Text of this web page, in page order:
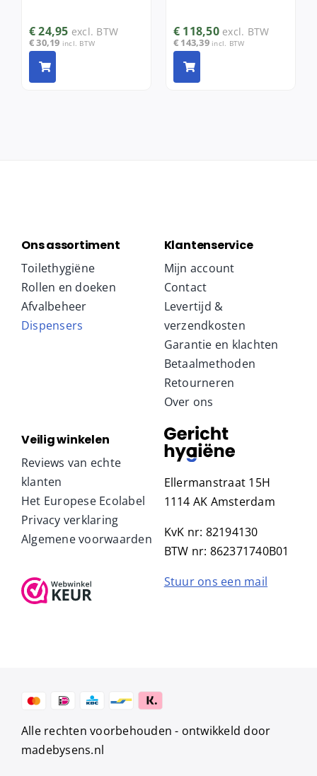
€24,95 excl. BTW
€30,19 incl. BTW
€ 118,50 excl. BTW
€ 143,39 incl. BTW
Ons assortiment
Toilethygiëne
Rollen en doeken
Afvalbeheer
Dispensers
Klantenservice
Mijn account
Contact
Levertijd &
verzendkosten
Garantie en klachten
Betaalmethoden
Retourneren
Over ons
Veilig winkelen
Reviews van echte
klanten
Het Europese Ecolabel
Privacy verklaring
Algemene voorwaarden
Ellermanstraat 15H
1114 AK Amsterdam
KvK nr: 82194130
BTW nr: 862371740B01
Stuur ons een mail
Alle rechten voorbehouden - ontwikkeld door
madebysens.nl